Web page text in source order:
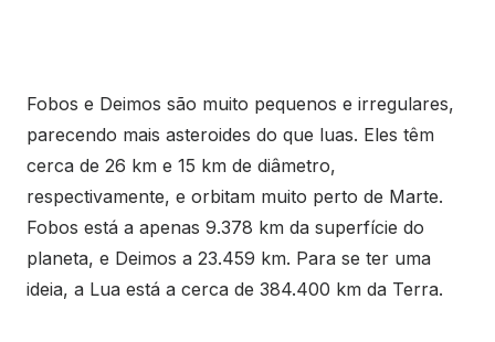
Fobos e Deimos são muito pequenos e irregulares,
parecendo mais asteroides do que luas. Eles têm
cerca de 26 km e 15 km de diâmetro,
respectivamente, e orbitam muito perto de Marte.
Fobos está a apenas 9.378 km da superfície do
planeta, e Deimos a 23.459 km. Para se ter uma
ideia, a Lua está a cerca de 384.400 km da Terra.